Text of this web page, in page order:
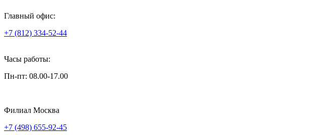
Главный офис:
+7 (812) 334-52-44
Часы работы:
Пн-пт: 08.00-17.00
Филиал Москва
+7 (498) 655-92-45